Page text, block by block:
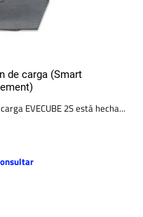
de carga (Smart
EVECUBE 2S está hecha...